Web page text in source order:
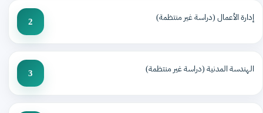
إدارة الأعمال (دراسة غير منتظمة) 2
الهندسة المدنية (دراسة غير منتظمة) 3